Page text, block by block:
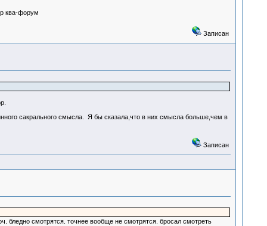
ква-форум
Записан
сакрального смысла. Я бы сказала,что в них смысла больше,чем в
Записан
бледно смотрятся. точнее вообще не смотрятся. бросал смотреть